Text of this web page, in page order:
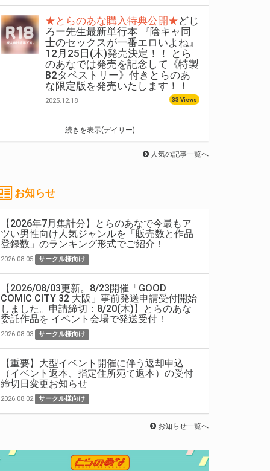
★とらのあな購入特典公開★どじ
ろー先生最新単行本 『陰キャ同
士のセックスが一番エロいよね』
12月25日(木)発売決定！！ とら
のあなでは発売を記念して《特製
B2タペストリー》付きとらのあ
な限定版を発売いたします！！
2025.12.18 33 Views
続きを表示(デイリー)
人気の記事一覧へ
お知らせ
【2026年7月集計分】とらのあなで今最もア
ツい男性向け人気ジャンルを「販売数と作品
登録数」のランキング形式でご紹介！
2026.08.05 サークル様向け
【2026/08/03更新。8/23開催「GOOD
COMIC CITY 32 大阪」事前発送申請受付開始
しました。申請締切：8/20(木)】とらのあな
委託作品を イベント会場で発送受付！
2026.08.03 サークル様向け
【重要】大型イベント開催に伴う返却申込
（イベント返本、指定住所宛て返本）の受付
締切日変更お知らせ
2026.08.02 サークル様向け
お知らせ一覧へ